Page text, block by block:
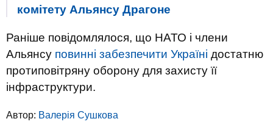
комітету Альянсу Драгоне
Раніше повідомлялося, що НАТО і члени
Альянсу повинні забезпечити Україні достатню
протиповітряну оборону для захисту її
інфраструктури.
Автор: Валерiя Сушкова